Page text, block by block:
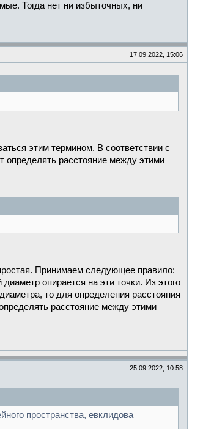
Тогда нет ни избыточных, ни
17.09.2022, 15:06
этим термином. В соответствии с
определять расстояние между этими
Принимаем следующее правило:
опирается на эти точки. Из этого
то для определения расстояния
расстояние между этими
25.09.2022, 10:58
пространства, евклидова